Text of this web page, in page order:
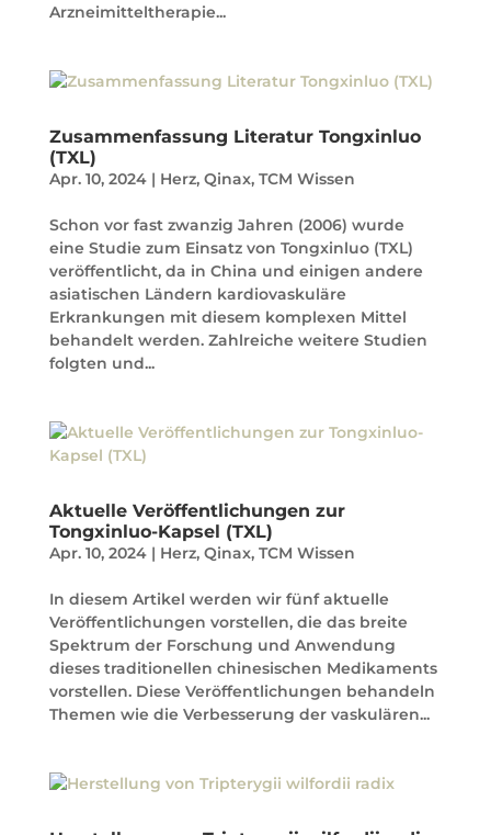
Arzneimitteltherapie...
Zusammenfassung Literatur Tongxinluo
(TXL)
Apr. 10, 2024| Herz, Qinax, TCM Wissen
Schon vor fast zwanzig Jahren (2006) wurde
eine Studie zum Einsatz von Tongxinluo (TXL)
veröffentlicht, da in China und einigen andere
asiatischen Ländern kardiovaskuläre
Erkrankungen mit diesem komplexen Mittel
behandelt werden. Zahlreiche weitere Studien
folgten und...
Aktuelle Veröffentlichungen zur
Tongxinluo-Kapsel (TXL)
Apr. 10, 2024| Herz, Qinax, TCM Wissen
In diesem Artikel werden wir fünf aktuelle
Veröffentlichungen vorstellen, die das breite
Spektrum der Forschung und Anwendung
dieses traditionellen chinesischen Medikaments
vorstellen. Diese Veröffentlichungen behandeln
Themen wie die Verbesserung der vaskulären...